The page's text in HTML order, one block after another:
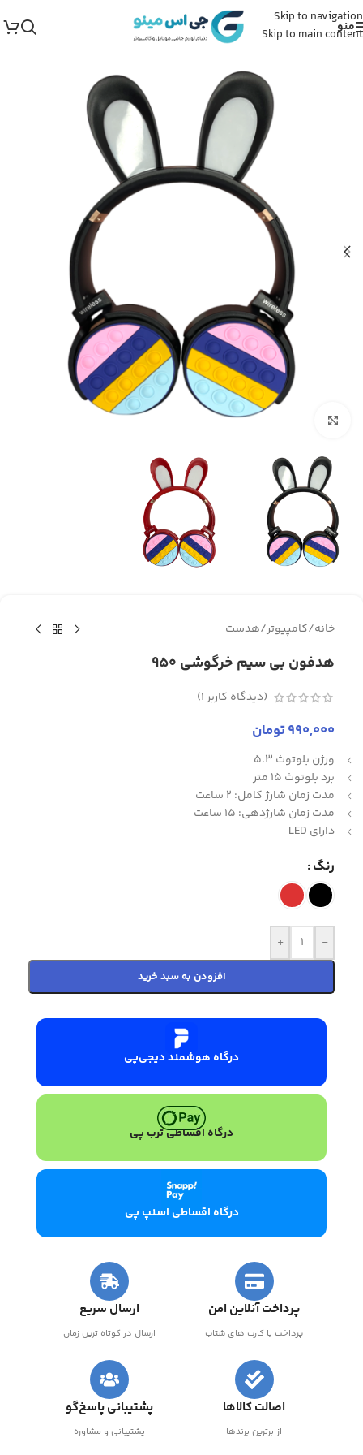
Skip to navigation
Skip to main content
منو
برای بزرگنمایی کلیک کنید
خانه/کامپیوتر/هدست
هدفون بی سیم خرگوشی 950
(دیدگاه کاربر1
)
990,000تومان
ورژن بلوتوث 5.3
برد بلوتوث 15 متر
مدت زمان شارژ کامل: 2 ساعت
مدت زمان شارژدهی: 15 ساعت
دارای LED
رنگ
-
+
افزودن به سبد خرید
درگاه هوشمند دیجی‌پی
درگاه اقساطی ترب پی
درگاه اقساطی اسنپ پی
پرداخت آنلاین امن
پرداخت با کارت های شتاب
ارسال سریع
ارسال در کوتاه ترین زمان
اصالت کالاها
از برترین برندها
پشتیبانی پاسخ‌گو
پشتیبانی و مشاوره